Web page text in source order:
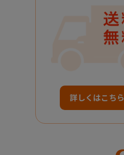
詳しくはこちら